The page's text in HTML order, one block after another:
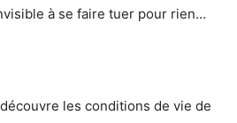
à se faire tuer pour rien…
les conditions de vie de